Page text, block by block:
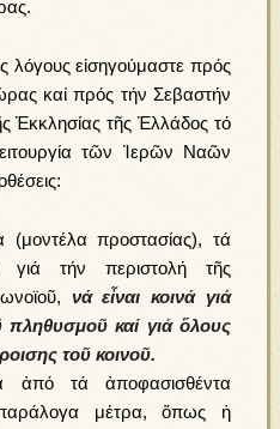
λόγους εἰσηγούμαστε πρός
καί πρός τήν Σεβαστήν
Ἐκκλησίας τῆς Ἑλλάδος τό
τῶν Ἱερῶν Ναῶν
(μοντέλα προστασίας), τά
γιά τήν περιστολή τῆς
νά εἶναι κοινά γιά
πληθυσμοῦ καί γιά ὅλους
τοῦ κοινοῦ.
ἀπό τά ἀποφασισθέντα
παράλογα μέτρα, ὅπως ἡ